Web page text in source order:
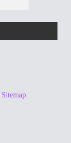
Sitemap